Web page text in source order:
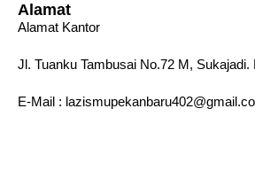
Alamat
Alamat Kantor
Jl. Tuanku Tambusai No.72 M, Sukajadi.
E-Mail :